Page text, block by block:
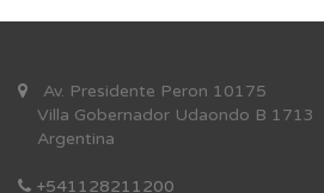
Av. Presidente Peron 10175
Villa Gobernador Udaondo B 1713
Argentina
+541128211200